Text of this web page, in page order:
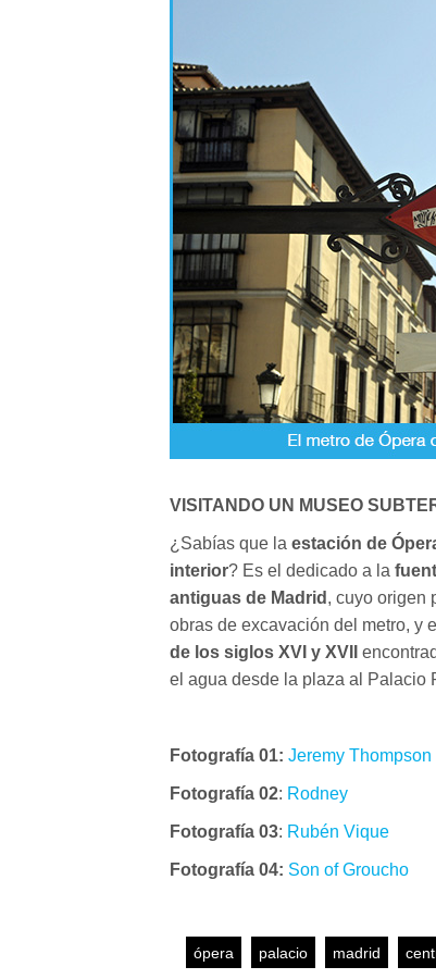
VISITANDO UN MUSEO
¿Sabías que la estación de
interior? Es el dedicado a la
antiguas de Madrid , cuyo origen
obras de excavación del metro, y
de los siglos XVI y XVII
el agua desde la plaza al Palacio
Fotografía 01: Jeremy Thompson
Fotografía 02: Rodney
Fotografía 03: Rubén Vique
Fotografía 04: Son of Groucho
ópera palacio madrid